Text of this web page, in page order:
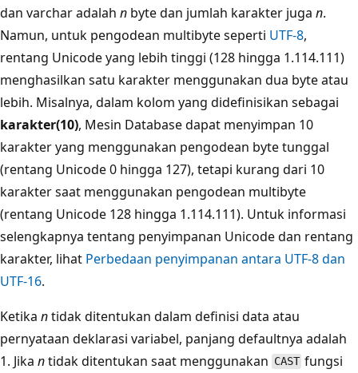
dan varchar adalah n byte dan jumlah karakter juga n.
Namun, untuk pengodean multibyte seperti UTF-8,
rentang Unicode yang lebih tinggi (128 hingga 1.114.111)
menghasilkan satu karakter menggunakan dua byte atau
lebih. Misalnya, dalam kolom yang didefinisikan sebagai
karakter(10), Mesin Database dapat menyimpan 10
karakter yang menggunakan pengodean byte tunggal
(rentang Unicode 0 hingga 127), tetapi kurang dari 10
karakter saat menggunakan pengodean multibyte
(rentang Unicode 128 hingga 1.114.111). Untuk informasi
selengkapnya tentang penyimpanan Unicode dan rentang
karakter, lihat Perbedaan penyimpanan antara UTF-8 dan
UTF-16.
Ketika ntidak ditentukan dalam definisi data atau
pernyataan deklarasi variabel, panjang defaultnya adalah
1. Jika ntidak ditentukan saat menggunakan CAST fungsi